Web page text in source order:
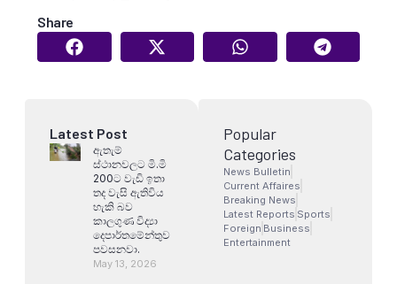
Share
Latest Post
ඇතැම්
ස්ථානවලට මි.මි
200ට වැඩි ඉතා
තද වැසි ඇතිවිය
හැකි බව
කාලගුණ විද්‍යා
දෙපාර්තමේන්තුව
පවසනවා.
May 13, 2026
Popular
Categories
News Bulletin
Current Affaires
Breaking News
Latest Reports Sports
Foreign Business
Entertainment